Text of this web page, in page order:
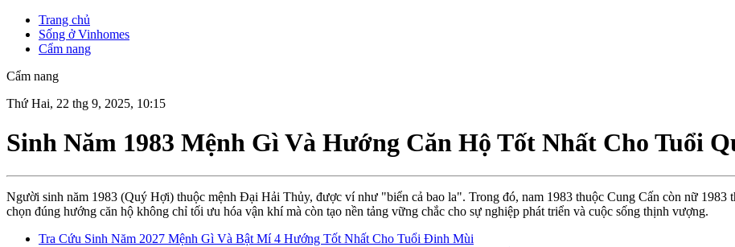
Trang chủ
Sống ở Vinhomes
Cẩm nang
Cẩm nang
Thứ Hai, 22 thg 9, 2025, 10:15
Sinh Năm 1983 Mệnh Gì Và Hướng Căn Hộ Tốt Nhất Cho Tuổi
Người sinh năm 1983 (Quý Hợi) thuộc mệnh Đại Hải Thủy, được ví như "biển cả bao la". Trong đó, nam 1983 thuộc Cung Cấn còn nữ
chọn đúng hướng căn hộ không chỉ tối ưu hóa vận khí mà còn tạo nền tảng vững chắc cho sự nghiệp phát triển và cuộc sống thịnh vượng.
Tra Cứu Sinh Năm 2027 Mệnh Gì Và Bật Mí 4 Hướng Tốt Nhất Cho Tuổi Đinh Mùi